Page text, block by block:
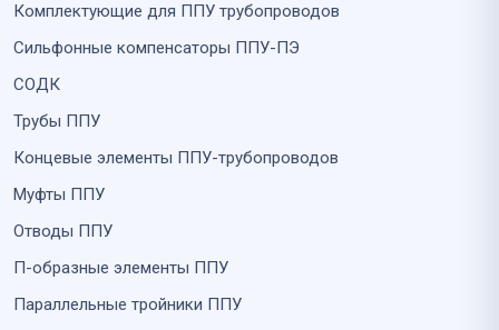
Комплектующие для ППУ трубопроводов
Сильфонные компенсаторы ППУ-ПЭ
СОДК
Трубы ППУ
Концевые элементы ППУ-трубопроводов
Муфты ППУ
Отводы ППУ
П-образные элементы ППУ
Параллельные тройники ППУ